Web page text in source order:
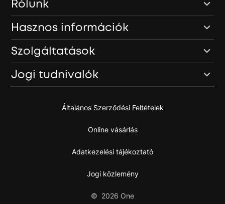
Rólunk
Hasznos információk
Szolgáltatások
Jogi tudnivalók
Általános Szerződési Feltételek
Online vásárlás
Adatkezelési tájékoztató
Jogi közlemény
© 2026 One